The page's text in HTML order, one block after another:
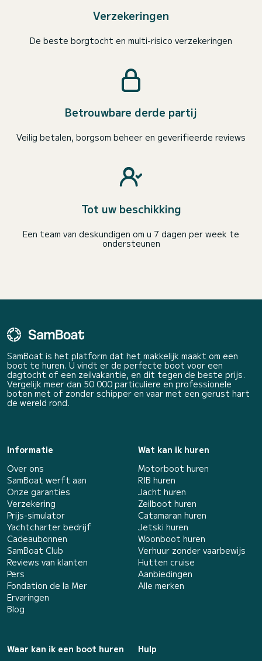
Verzekeringen
De beste borgtocht en multi-risico verzekeringen
Betrouwbare derde partij
Veilig betalen, borgsom beheer en geverifieerde reviews
Tot uw beschikking
Een team van deskundigen om u 7 dagen per week te
ondersteunen
SamBoat is het platform dat het makkelijk maakt om een
boot te huren. U vindt er de perfecte boot voor een
dagtocht of een zeilvakantie, en dit tegen de beste prijs.
Vergelijk meer dan 50 000 particuliere en professionele
boten met of zonder schipper en vaar met een gerust hart
de wereld rond.
Informatie
Over ons
SamBoat werft aan
Onze garanties
Verzekering
Prijs-simulator
Yachtcharter bedrijf
Cadeaubonnen
SamBoat Club
Reviews van klanten
Pers
Fondation de la Mer
Ervaringen
Blog
Wat kan ik huren
Motorboot huren
RIB huren
Jacht huren
Zeilboot huren
Catamaran huren
Jetski huren
Woonboot huren
Verhuur zonder vaarbewijs
Hutten cruise
Aanbiedingen
Alle merken
Waar kan ik een boot huren
Hulp